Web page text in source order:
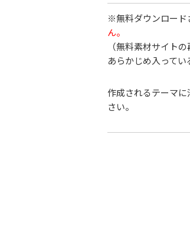
※無料ダウンロード
ん。
（無料素材サイト
あらかじめ入ってい
作成されるテーマ
さい。